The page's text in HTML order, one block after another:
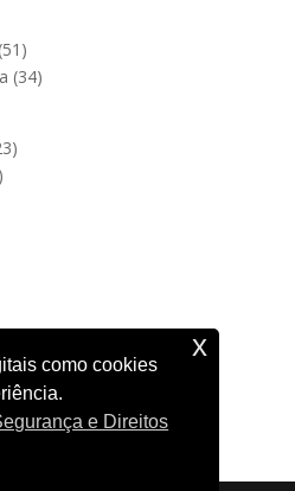
51 51
produtos
3434
23
44
produtos
188
produtos
como cookies
e Direitos
x